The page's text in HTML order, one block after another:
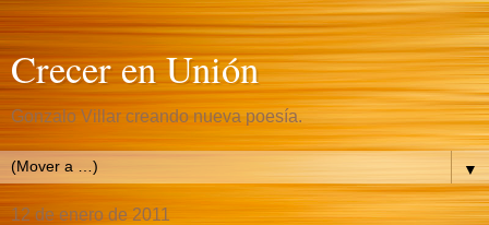
Crecer en Unión
Gonzalo Villar creando nueva poesía.
▼
12 de enero de 2011